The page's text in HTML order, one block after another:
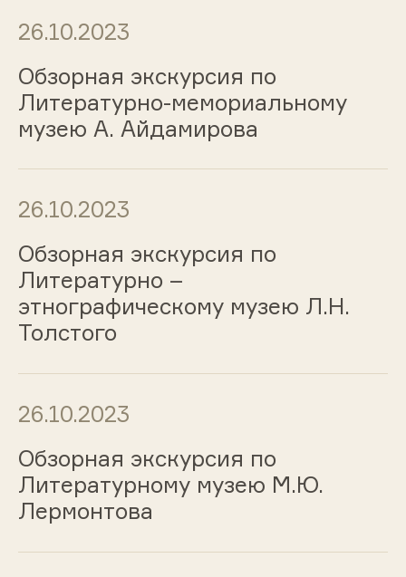
26.10.2023
Обзорная экскурсия по
Литературно-мемориальному
музею А. Айдамирова
26.10.2023
Обзорная экскурсия по
Литературно –
этнографическому музею Л.Н.
Толстого
26.10.2023
Обзорная экскурсия по
Литературному музею М.Ю.
Лермонтова